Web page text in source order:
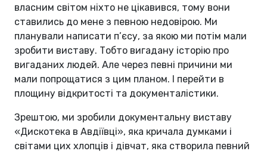
власним світом ніхто не цікавився, тому вони
ставились до мене з певною недовірою. Ми
планували написати п’єсу, за якою ми потім мали
зробити виставу. Тобто вигадану історію про
вигаданих людей. Але через певні причини ми
мали попрощатися з цим планом. І перейти в
площину відкритості та документалістики.
Зрештою, ми зробили документальну виставу
«Дискотека в Авдіївці», яка кричала думками і
світами цих хлопців і дівчат, яка створила певний